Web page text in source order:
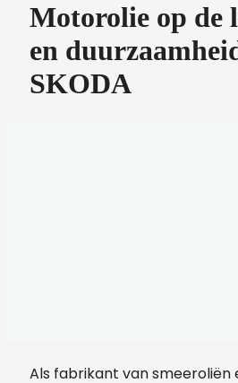
Motorolie op de
en
SKODA
Als fabrikant van smeeroliën